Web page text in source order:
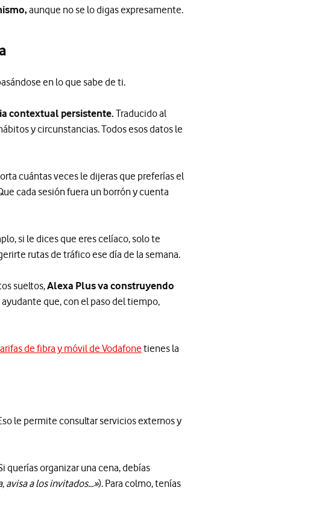
aunque no se lo digas expresamente.
en lo que sabe de ti.
contextual persistente. Traducido al
y circunstancias. Todos esos datos le
cuántas veces le dijeras que preferías el
cada sesión fuera un borrón y cuenta
si le dices que eres celíaco, solo te
rutas de tráfico ese día de la semana.
sueltos,Alexa Plus va construyendo
que, con el paso del tiempo,
de fibra y móvil de Vodafonetienes la
le permite consultar servicios externos y
querías organizar una cena, debías
avisa a los invitados...»). Para colmo, tenías